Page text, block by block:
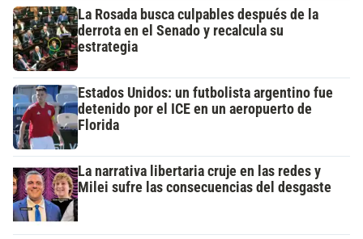
La Rosada busca culpables después de la
derrota en el Senado y recalcula su
estrategia
Estados Unidos: un futbolista argentino fue
detenido por el ICE en un aeropuerto de
Florida
La narrativa libertaria cruje en las redes y
Milei sufre las consecuencias del desgaste